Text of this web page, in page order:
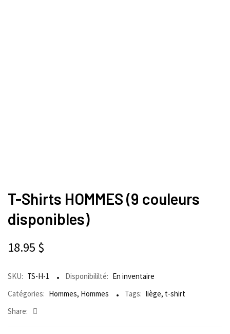
T-Shirts HOMMES (9 couleurs
disponibles)
18.95 $
SKU: TS-H-1 Disponibililté: En inventaire
Catégories: Hommes, Hommes Tags: liège, t-shirt
Share: